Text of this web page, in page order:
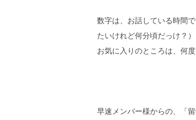
数字は、お話している時間
たいけれど何分頃だっけ？
お気に入りのところは、何
早速メンバー様からの、「